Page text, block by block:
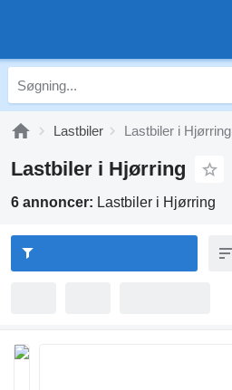
Lastbiler Lastbiler i Hjørring
Lastbiler i Hjørring
6 annoncer: Lastbiler i Hjørring